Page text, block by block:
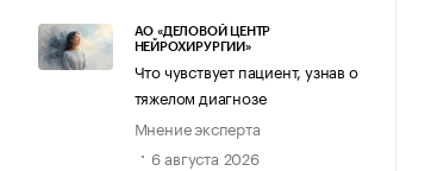
АО «ДЕЛОВОЙ ЦЕНТР
НЕЙРОХИРУРГИИ»
Что чувствует пациент, узнав о
тяжелом диагнозе
Мнение эксперта
6 августа 2026